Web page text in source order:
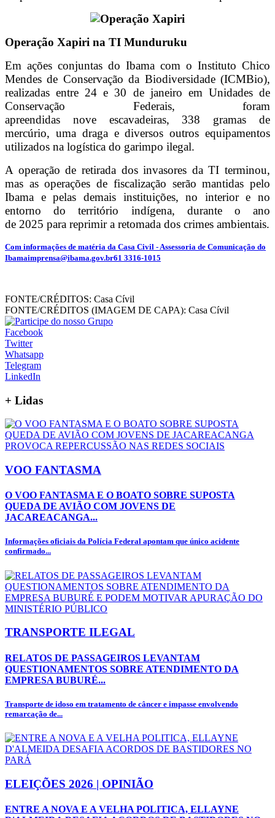
Operação Xapiri na TI Munduruku
Em ações conjuntas do Ibama com o Instituto Chico
Mendes de Conservação da Biodiversidade (ICMBio),
realizadas entre 24 e 30 de janeiro em Unidades de
Conservação Federais, foram
apreendidas nove escavadeiras, 338 gramas de
mercúrio, uma draga e diversos outros equipamentos
utilizados na logística do garimpo ilegal.
A operação de retirada dos invasores da TI terminou,
mas as operações de fiscalização serão mantidas pelo
Ibama e pelas demais instituições, no interior e no
entorno do território indígena, durante o ano
de 2025 para reprimir a retomada dos crimes ambientais.
Com informações de matéria da Casa Civil - Assessoria de Comunicação do
Ibamaimprensa@ibama.gov.br61 3316-1015
FONTE/CRÉDITOS: Casa Cívil
FONTE/CRÉDITOS (IMAGEM DE CAPA): Casa Cívil
Facebook
Twitter
Whatsapp
Telegram
LinkedIn
+ Lidas
VOO FANTASMA
O VOO FANTASMA E O BOATO SOBRE SUPOSTA
QUEDA DE AVIÃO COM JOVENS DE
JACAREACANGA...
Informações oficiais da Polícia Federal apontam que único acidente
confirmado...
TRANSPORTE ILEGAL
RELATOS DE PASSAGEIROS LEVANTAM
QUESTIONAMENTOS SOBRE ATENDIMENTO DA
EMPRESA BUBURÉ...
Transporte de idoso em tratamento de câncer e impasse envolvendo
remarcação de...
ELEIÇÕES 2026 | OPINIÃO
ENTRE A NOVA E A VELHA POLITICA, ELLAYNE